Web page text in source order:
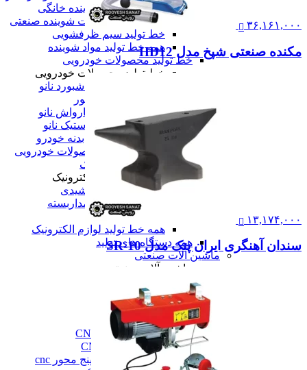
خط تولید مواد شوینده خانگی
خط تولید محصولات شوینده صنعتی
خط تولید سیم ظرفشویی
همه خط تولید مواد شوینده
خط تولید محصولات خودرویی
خط تولید محصولات خودرویی
خط تولید واکس داشبورد نانو
خط تولید موتور شور
خط تولید شامپو کارواش نانو
خط تولید واکس لاستیک نانو
خط تولید یوداکس بدنه خودرو
همه خط تولید محصولات خودرویی
خط تولید لوازم الکترونیک
خط تولید لوازم الکترونیک
خط تولید پنل خورشیدی
خط تولید دوربین مداربسته
خط تولید تلویزیون
همه خط تولید لوازم الکترونیک
همه دستگاه های تولید
ماشین آلات صنعتی
ماشین آلات صنعتی
فرز cnc
فرز cnc
فرز افقی CNC
فرز بورینگ cnc
فرز دروازه ای CNC
فرز دنده زنی CNC
فرز سه، چهار و پنج محور cnc
۳۶,۱۶۱,۰۰۰
مکنده صنعتی شپخ مدل HD12
۱۳,۱۷۴,۰۰۰
سندان آهنگری ایران پتک مدل SR-10